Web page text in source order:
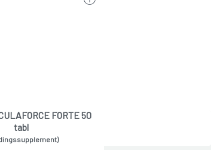
FORTE 50
tabl